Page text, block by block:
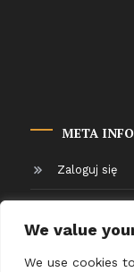
We value
We use cookies
META INFO
Zaloguj się